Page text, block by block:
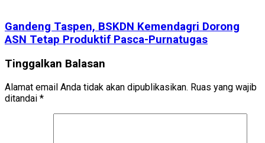
Gandeng Taspen, BSKDN Kemendagri Dorong
ASN Tetap Produktif Pasca-Purnatugas
Tinggalkan Balasan
Alamat email Anda tidak akan dipublikasikan. Ruas yang wajib
ditandai *